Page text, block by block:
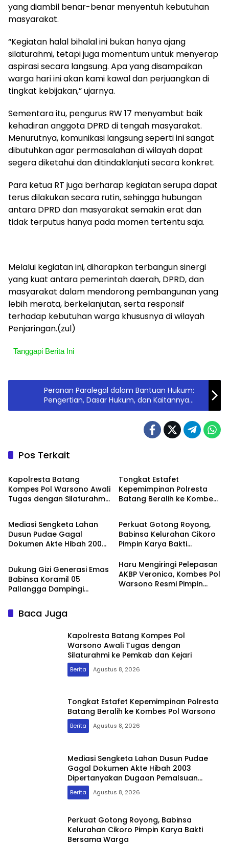
yang diambil benar-benar menyentuh kebutuhan
masyarakat.
“Kegiatan halal bihalal ini bukan hanya ajang
silaturahmi, tetapi juga momentum untuk menyerap
aspirasi secara langsung. Apa yang disampaikan
warga hari ini akan kami kawal dan perjuangkan di
tingkat kebijakan,” ujarnya.
Sementara itu, pengurus RW 17 menyambut baik
kehadiran anggota DPRD di tengah masyarakat.
Menurutnya, komunikasi langsung seperti ini sangat
dibutuhkan agar permasalahan di wilayah dapat
segera diketahui dan ditindaklanjuti secara konkret.
Para ketua RT juga berharap kegiatan serupa dapat
terus dilakukan secara rutin, sehingga hubungan
antara DPRD dan masyarakat semakin erat dan
tidak terputus hanya pada momen tertentu saja.
Melalui kegiatan ini, diharapkan terbangun sinergi
yang kuat antara pemerintah daerah, DPRD, dan
masyarakat dalam mendorong pembangunan yang
lebih merata, berkelanjutan, serta responsif
terhadap kebutuhan warga khususnya di wilayah
Penjaringan.(zul)
Tanggapi Berita Ini
Peranan Paralegal dalam Bantuan Hukum:
Pengertian, Dasar Hukum, dan Kaitannya
dengan Perubahan KUHP dan KUHAP Baru
Pos Terkait
Berita
Kapolresta Batang
Kompes Pol Warsono Awali
Tugas dengan Silaturahmi
Tongkat Estafet
Kepemimpinan Polresta
Batang Beralih ke Kombes
Berita
Mediasi Sengketa Lahan
Dusun Pudae Gagal
Dokumen Akte Hibah 2003
Berita
Perkuat Gotong Royong,
Babinsa Kelurahan Cikoro
Pimpin Karya Bakti
Berita
Dukung Gizi Generasi Emas
Babinsa Koramil 05
Pallangga Dampingi
Bontoramba
Haru Mengiringi Pelepasan
AKBP Veronica, Kombes Pol
Warsono Resmi Pimpin
Baca Juga
Kapolresta Batang Kompes Pol
Warsono Awali Tugas dengan
Silaturahmi ke Pemkab dan Kejari
Berita Agustus 8, 2026
Tongkat Estafet Kepemimpinan Polresta
Batang Beralih ke Kombes Pol Warsono
Berita Agustus 8, 2026
Mediasi Sengketa Lahan Dusun Pudae
Gagal Dokumen Akte Hibah 2003
Dipertanyakan Dugaan Pemalsuan
Mencuat
Berita Agustus 8, 2026
Perkuat Gotong Royong, Babinsa
Kelurahan Cikoro Pimpin Karya Bakti
Bersama Warga